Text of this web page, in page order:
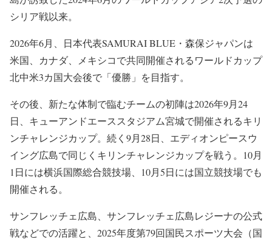
シリア戦以来。
2026年6月、日本代表SAMURAI BLUE・森保ジャパンは
米国、カナダ、メキシコで共同開催されるワールドカップ
北中米3カ国大会後で「優勝」を目指す。
その後、新たな体制で臨むチームの初陣は2026年9月24
日、キューアンドエーススタジアム宮城で開催されるキリ
ンチャレンジカップ。続く9月28日、エディオンピースウ
イング広島で同じくキリンチャレンジカップを戦う。10月
1日には横浜国際総合競技場、10月5日には国立競技場でも
開催される。
サンフレッチェ広島、サンフレッチェ広島レジーナの公式
戦などでの活躍と、2025年度第79回国民スポーツ大会（国